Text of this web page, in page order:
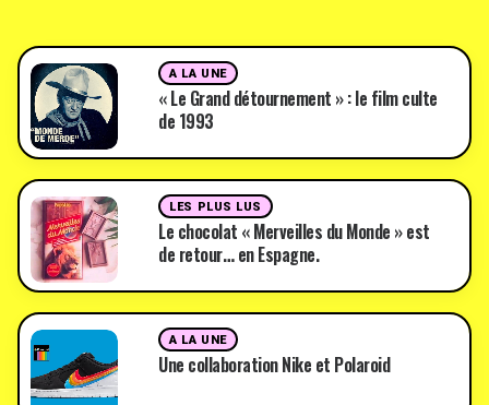
A LA UNE
« Le Grand détournement » : le film culte
de 1993
LES PLUS LUS
Le chocolat « Merveilles du Monde » est
de retour… en Espagne.
A LA UNE
Une collaboration Nike et Polaroid